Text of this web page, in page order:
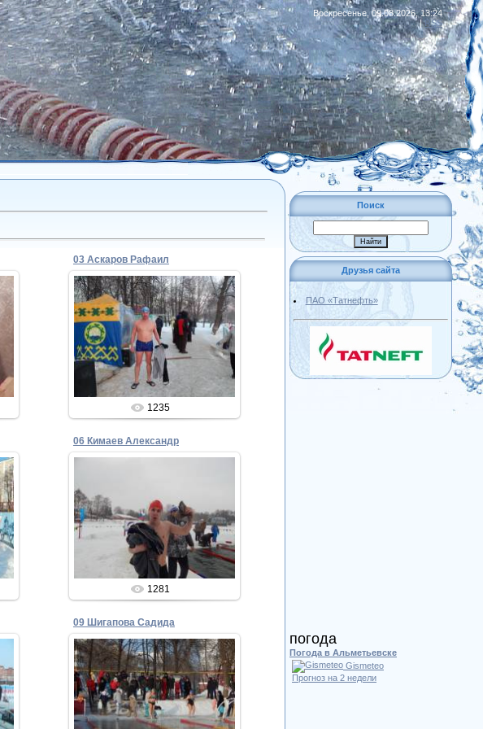
Воскресенье, 09.08.2026, 13:24
|RSS
03 Аскаров Рафаил
02.02.2015
Admin
1235
06 Кимаев Александр
02.02.2015
Admin
1281
09 Шигапова Садида
02.02.2015
Admin
Поиск
Друзья сайта
ПАО «Татнефть»
погода
Погода в Альметьевске
Gismeteo
Прогноз на 2 недели